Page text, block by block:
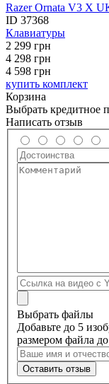
Razer Ornata V3 X
ID 37368
Клавиатуры
2 299 грн
4 298 грн
4 598 грн
купить комплект
Корзина
Выбрать кредитное
Написать отзыв
Выбрать файлы
Добавьте до 5
размером файла
Оставить отзыв